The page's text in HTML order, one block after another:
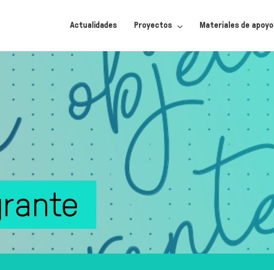
Actualidades Proyectos Materiales de apoyo